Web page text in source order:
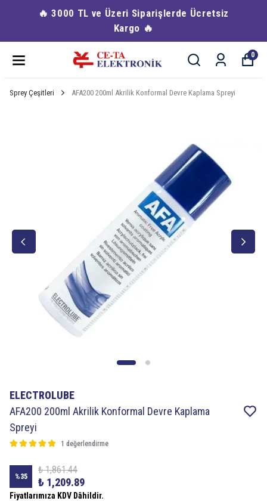
🔥 3000 TL ve Üzeri Siparişlerde Ücretsiz
Kargo 🔥
0
Sprey Çeşitleri AFA200 200ml Akrilik Konformal Devre Kaplama Spreyi
ELECTROLUBE
AFA200 200ml Akrilik Konformal Devre Kaplama
Spreyi
1 değerlendirme
%35
₺ 1,861.44
₺ 1,209.89
Fiyatlarımıza KDV Dâhildir.